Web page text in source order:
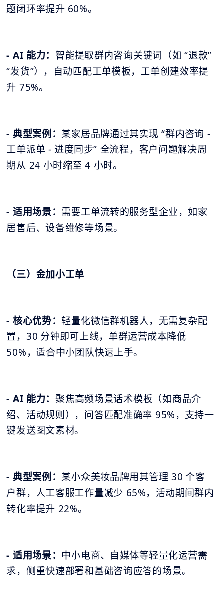
题闭环率提升 60%。
- AI 能力： 智能提取群内咨询关键词（如 “退款”
“发货”），自动匹配工单模板，工单创建效率提
升 75%。
- 典型案例： 某家居品牌通过其实现 “群内咨询 -
工单派单 - 进度同步” 全流程，客户问题解决周
期从 24 小时缩至 4 小时。
- 适用场景： 需要工单流转的服务型企业，如家
居售后、设备维修等场景。
（三）金加小工单
- 核心优势：轻量化微信群机器人，无需复杂配
置，30 分钟即可上线，单群运营成本降低
50%，适合中小团队快速上手。
- AI 能力：聚焦高频场景话术模板（如商品介
绍、活动规则），问答匹配准确率 95%，支持一
键发送图文素材。
- 典型案例： 某小众美妆品牌用其管理 30 个客
户群，人工客服工作量减少 65%，活动期间群内
转化率提升 22%。
- 适用场景： 中小电商、自媒体等轻量化运营需
求，侧重快速部署和基础咨询应答的场景。